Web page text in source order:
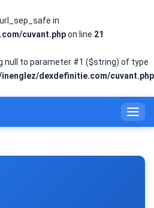
in
cuvant.phpon line 21
null to parameter #1 ($string) of type
dexdefinitie.com/cuvant.php